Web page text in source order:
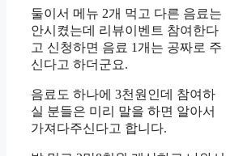
둘이서 메뉴 2개 먹고 다른 음료는
안시켰는데 리뷰이벤트 참여한다
고 신청하면 음료 1개는 공짜로 주
신다고 하더군요.
음료도 하나에 3천원인데 참여하
실 분들은 미리 말을 하면 알아서
가져다주신다고 합니다.